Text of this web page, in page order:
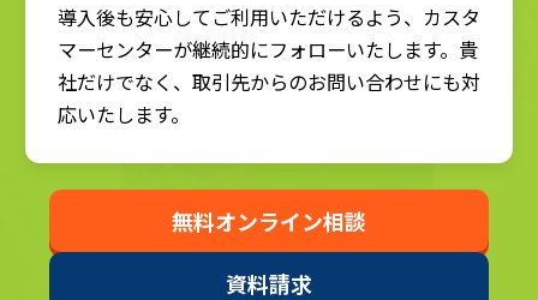
導入後も安心してご利用いただけるよう、カスタ
マーセンターが継続的にフォローいたします。貴
社だけでなく、取引先からのお問い合わせにも対
応いたします。
無料オンライン相談
資料請求